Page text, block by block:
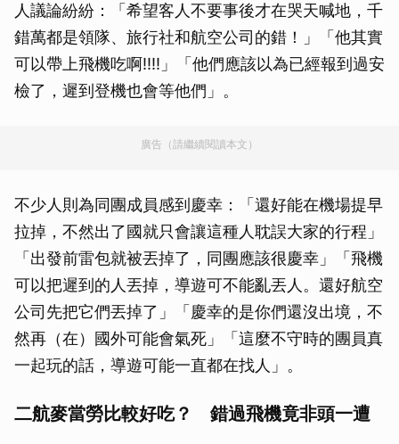
人議論紛紛：「希望客人不要事後才在哭天喊地，千
錯萬都是領隊、旅行社和航空公司的錯！」「他其實
可以帶上飛機吃啊!!!!」「他們應該以為已經報到過安
檢了，遲到登機也會等他們」。
廣告（請繼續閱讀本文）
不少人則為同團成員感到慶幸：「還好能在機場提早
拉掉，不然出了國就只會讓這種人耽誤大家的行程」
「出發前雷包就被丟掉了，同團應該很慶幸」「飛機
可以把遲到的人丟掉，導遊可不能亂丟人。還好航空
公司先把它們丟掉了」「慶幸的是你們還沒出境，不
然再（在）國外可能會氣死」「這麼不守時的團員真
一起玩的話，導遊可能一直都在找人」。
二航麥當勞比較好吃？ 錯過飛機竟非頭一遭